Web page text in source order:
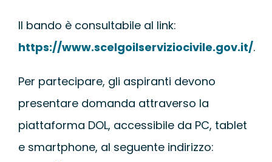
Il bando è consultabile al link:
https://www.scelgoilserviziocivile.gov.it/.
Per partecipare, gli aspiranti devono
presentare domanda attraverso la
piattaforma DOL, accessibile da PC, tablet
e smartphone, al seguente indirizzo: